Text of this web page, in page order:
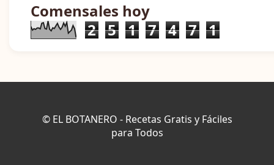
Comensales hoy
2 5 1 7 4 7 1
© EL BOTANERO - Recetas Gratis y Fáciles
para Todos